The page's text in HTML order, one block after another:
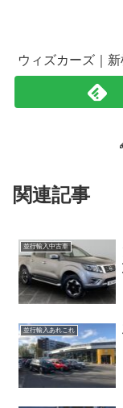
ウィズカーズ｜
関連記事
並行輸入中古車
並行輸入あれこれ